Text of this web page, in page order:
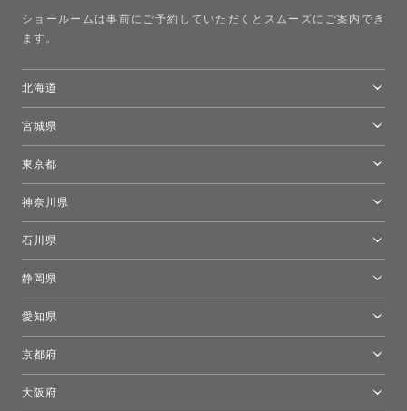
ショールームは事前にご予約していただくとスムーズにご案内でき
ます。
北海道
宮城県
東京都
モーイ東京
キーブー東京
FLOS｜フロスデザインスペース青山
神奈川県
石川県
静岡県
愛知県
京都府
大阪府